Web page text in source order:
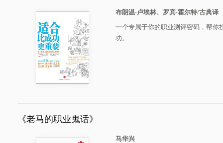
布朗温·卢埃林、罗宾·霍尔特/古典译
一个专属于你的职业测评密码，帮你
功。
《老马的职业鬼话》
马华兴